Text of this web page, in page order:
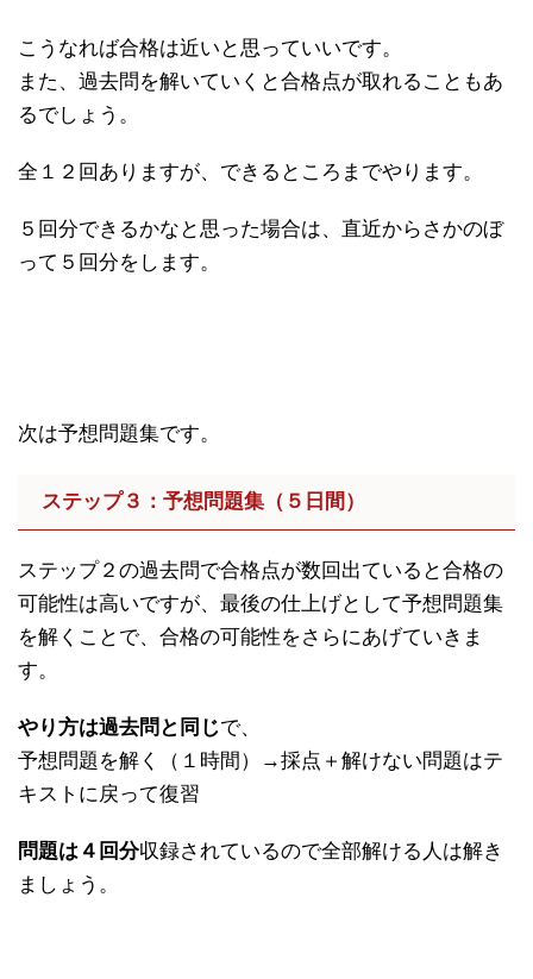
こうなれば合格は近いと思っていいです。
また、過去問を解いていくと合格点が取れることもあ
るでしょう。
全１２回ありますが、できるところまでやります。
５回分できるかなと思った場合は、直近からさかのぼ
って５回分をします。
次は予想問題集です。
ステップ３：予想問題集（５日間）
ステップ２の過去問で合格点が数回出ていると合格の
可能性は高いですが、最後の仕上げとして予想問題集
を解くことで、合格の可能性をさらにあげていきま
す。
やり方は過去問と同じで、
予想問題を解く（１時間）→採点＋解けない問題はテ
キストに戻って復習
問題は４回分収録されているので全部解ける人は解き
ましょう。